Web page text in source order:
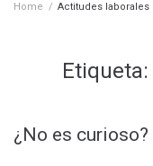
Home / Actitudes laborales
Etiqueta:
¿No es curioso?